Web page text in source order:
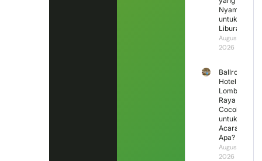
Nyaman
untuk
Liburan?
August 4,
2026
Ballroom
Hotel
Lombok
Raya
Cocok
untuk
Acara
Apa?
August 3,
2026